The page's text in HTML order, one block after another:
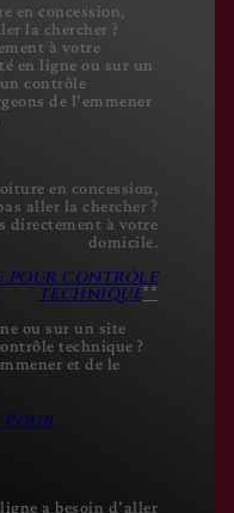
en concession,
la chercher ?
à votre
en ligne ou sur un
contrôle
de l’emmener
en concession,
aller la chercher ?
directement à votre
domicile.
pour contrôle
technique**
ou sur un site
technique ?
et de le
Pour
a besoin d’aller